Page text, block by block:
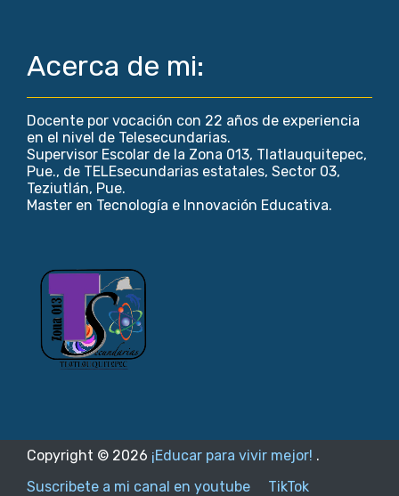
Acerca de mi:
Docente por vocación con 22 años de experiencia
en el nivel de Telesecundarias.
Supervisor Escolar de la Zona 013, Tlatlauquitepec,
Pue., de TELEsecundarias estatales, Sector 03,
Teziutlán, Pue.
Master en Tecnología e Innovación Educativa.
Copyright © 2026 ¡Educar para vivir mejor! .
Suscribete a mi canal en youtube
TikTok